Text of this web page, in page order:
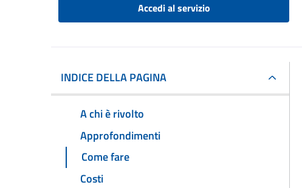
Accedi al servizio
INDICE DELLA PAGINA
A chi è rivolto
Approfondimenti
Come fare
Costi